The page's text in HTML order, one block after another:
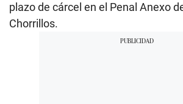
plazo de cárcel en el Penal Anexo
Chorrillos.